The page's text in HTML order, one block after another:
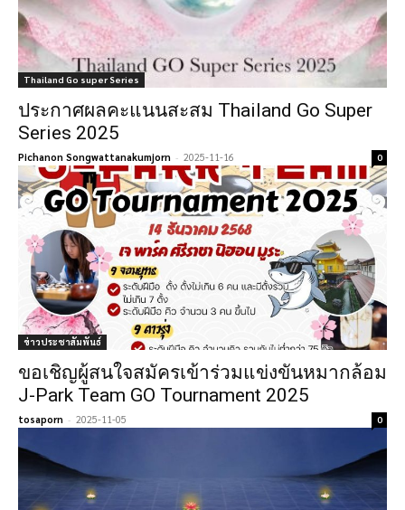
Thailand Go super Series
ประกาศผลคะแนนสะสม Thailand Go Super
Series 2025
Pichanon Songwattanakumjorn - 2025-11-16 0
ข่าวประชาสัมพันธ์
ขอเชิญผู้สนใจสมัครเข้าร่วมแข่งขันหมากล้อม
J-Park Team GO Tournament 2025
tosaporn - 2025-11-05 0